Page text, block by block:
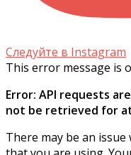
Следуйте в Instagram
This error message is
Error: API requests
not be retrieved for
There may be an